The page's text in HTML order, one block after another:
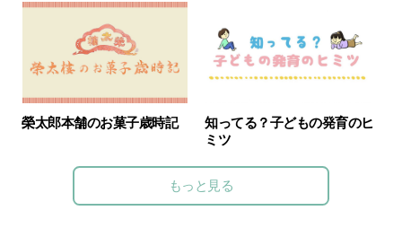
榮太郎本舗のお菓子歳時記
知ってる？子どもの発育のヒ
ミツ
もっと見る